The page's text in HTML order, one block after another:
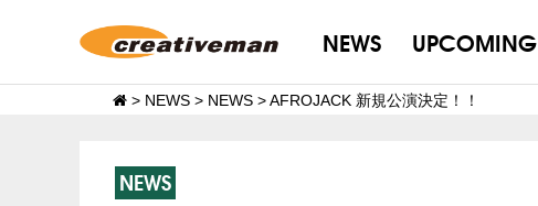
NEWS UPCOMING
> NEWS > NEWS >AFROJACK 新規公演決定！！
NEWS